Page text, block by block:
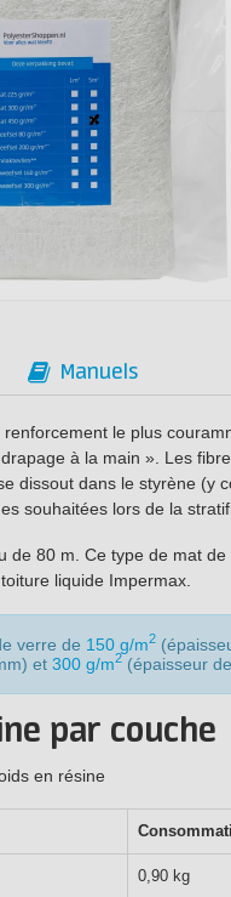
Manuels
le plus
à la main ». Les
dissout dans le styrène (y
souhaitées lors de la
de 80 m. Ce type de mat
liquide Impermax.
verre de 150 g/m2
et 300 g/m2 (épaisseur
par couche
en résine
0,90 kg